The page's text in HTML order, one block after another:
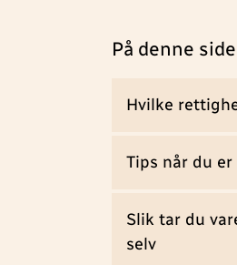
På denne
Hvilke
Tips når du
Slik tar du
selv